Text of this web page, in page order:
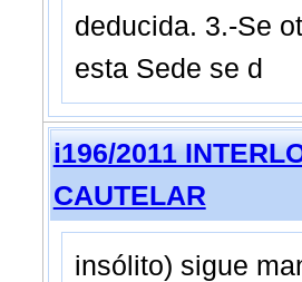
deducida. 3.-Se
esta Sede se d
i196/2011
CAUTELAR
insólito) sigue